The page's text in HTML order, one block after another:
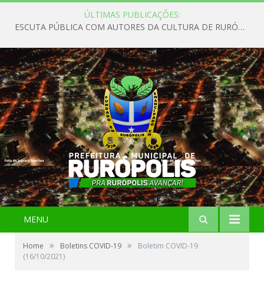
ÚLTIMAS PUBLICAÇÕES:
ESCUTA PÚBLICA COM AUTORES DA CULTURA DE RURÓPOLIS
MENU
Home » Boletins COVID-19 »
Boletim COVID-19
(16/10/2021)